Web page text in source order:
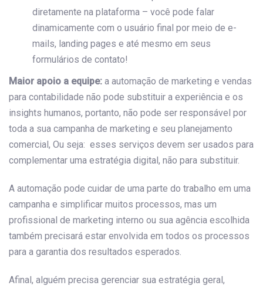
diretamente na plataforma – você pode falar
dinamicamente com o usuário final por meio de e-
mails, landing pages e até mesmo em seus
formulários de contato!
Maior apoio a equipe: a automação de marketing e vendas
para contabilidade não pode substituir a experiência e os
insights humanos, portanto, não pode ser responsável por
toda a sua campanha de marketing e seu planejamento
comercial, Ou seja: esses serviços devem ser usados ​​para
complementar uma estratégia digital, não para substituir.
A automação pode cuidar de uma parte do trabalho em uma
campanha e simplificar muitos processos, mas um
profissional de marketing interno ou sua agência escolhida
também precisará estar envolvida em todos os processos
para a garantia dos resultados esperados.
Afinal, alguém precisa gerenciar sua estratégia geral,